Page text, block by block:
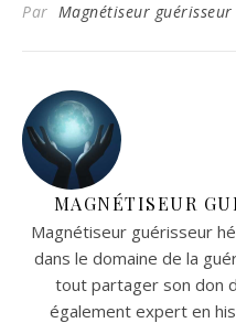
Par Magnétiseur
MAGNÉTISEUR
Magnétiseur guérisseur
dans le domaine de la
tout partager son don
également expert en